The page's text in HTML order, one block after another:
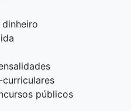
públicos